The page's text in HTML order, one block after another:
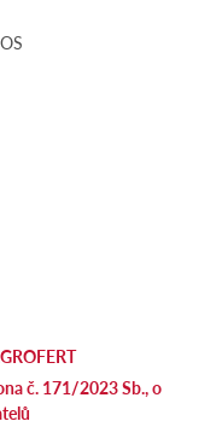
č. 171/2023 Sb., o